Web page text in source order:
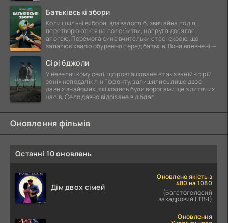
Батьківські збори
Коли шкільні вибори, здавалося б, звичайна подія,
перетворюються на поле битви, напруга досягає
апогею. Перемога сина вчительки стає іскрою, що
запалює хвилю обурення серед батьків. Вони впевнені —
Сірі бджоли
У невеличкому селі, що розташоване в так званій «сірій
зоні» неподалік лінії фронту, залишились лише двоє
давніх знайомих, які колись були ворогами ще з дитячих
часів. Село давно відрізане від благ
Оновлення фільмів
Останні 10 оновлень
Дім двох сімей
Оновлено якість з
480 на 1080
(Багатоголосий
закадровий | ТВ-І)
Оновлення